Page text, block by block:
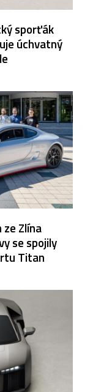
sporťák
úchvatný
Zlína
se spojily
Titan